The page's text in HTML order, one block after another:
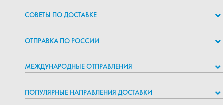
СОВЕТЫ ПО ДОСТАВКЕ
ОТПРАВКА ПО РОССИИ
МЕЖДУНАРОДНЫЕ ОТПРАВЛЕНИЯ
ПОПУЛЯРНЫЕ НАПРАВЛЕНИЯ ДОСТАВКИ